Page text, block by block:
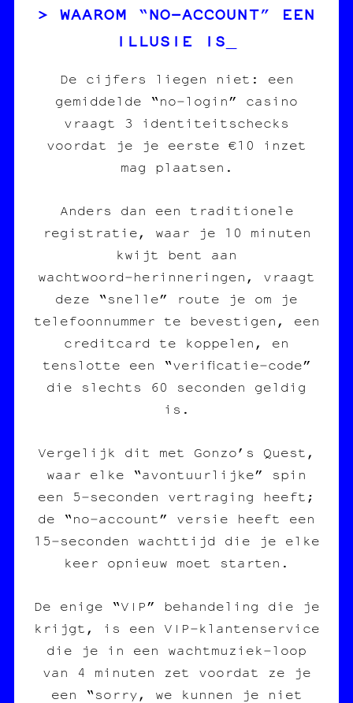
WAAROM “NO‑ACCOUNT” EEN
ILLUSIE IS
De cijfers liegen niet: een
gemiddelde “no‑login” casino
vraagt 3 identiteitschecks
voordat je je eerste €10 inzet
mag plaatsen.
Anders dan een traditionele
registratie, waar je 10 minuten
kwijt bent aan
wachtwoord‑herinneringen, vraagt
deze “snelle” route je om je
telefoonnummer te bevestigen, een
creditcard te koppelen, en
tenslotte een “verificatie‑code”
die slechts 60 seconden geldig
is.
Vergelijk dit met Gonzo’s Quest,
waar elke “avontuurlijke” spin
een 5‑seconden vertraging heeft;
de “no‑account” versie heeft een
15‑seconden wachttijd die je elke
keer opnieuw moet starten.
De enige “VIP” behandeling die je
krijgt, is een VIP‑klantenservice
die je in een wachtmuziek‑loop
van 4 minuten zet voordat ze je
een “sorry, we kunnen je niet